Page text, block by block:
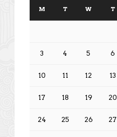
M T W T
3 4 5 6
10 11 12 13
17 18 19 20
24 25 26 27